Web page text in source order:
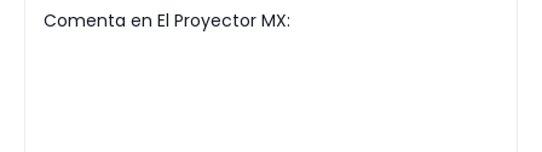
Comenta en El Proyector MX: